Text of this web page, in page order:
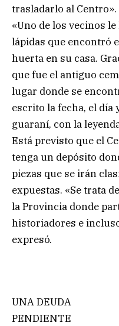
trasladarlo al Centro».
«Uno de los vecinos
lápidas que encontró
huerta en su casa.
que fue el antiguo
lugar donde se
escrito la fecha, el
guaraní, con la
Está previsto que el
tenga un depósito
piezas que se irán
expuestas. «Se trata
la Provincia donde
historiadores e
expresó.
UNA DEUDA
PENDIENTE